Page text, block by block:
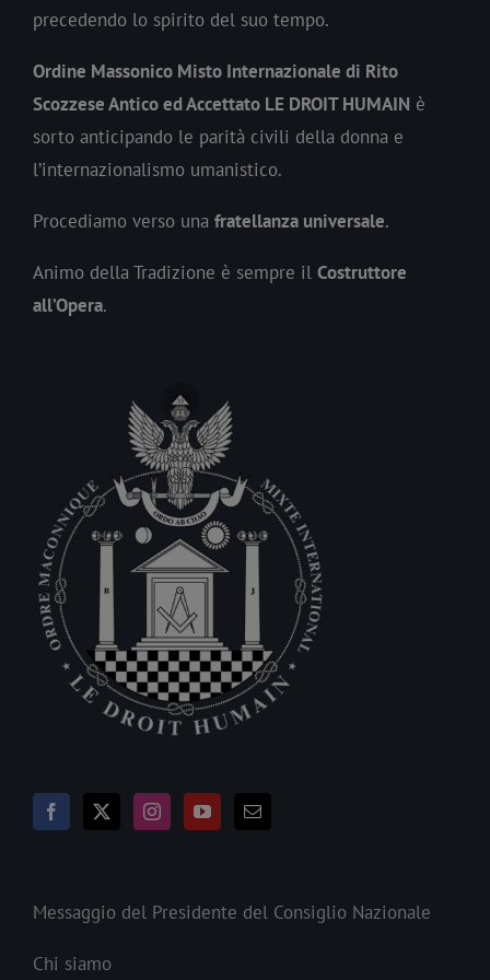
precedendo lo spirito del suo tempo.
Ordine Massonico Misto Internazionale di Rito
Scozzese Antico ed Accettato LE DROIT HUMAIN è
sorto anticipando le parità civili della donna e
l’internazionalismo umanistico.
Procediamo verso una fratellanza universale.
Animo della Tradizione è sempre il Costruttore
all’Opera.
Messaggio del Presidente del Consiglio Nazionale
Chi siamo